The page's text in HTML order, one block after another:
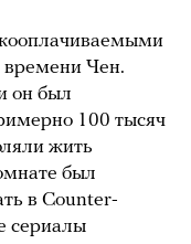
времени Чен.
он был
100 тысяч
жить
был
в Counter-
сериалы